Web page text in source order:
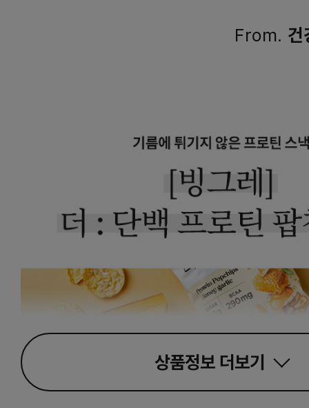
From. 건
상품정보 더보기